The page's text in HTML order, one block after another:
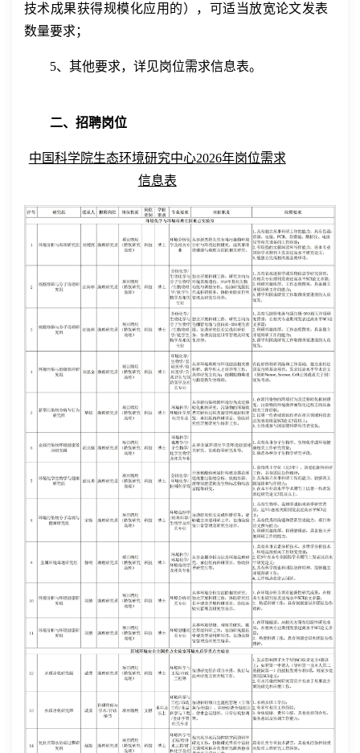
技术成果获得规模化应用的），可适当放宽论文发表
数量要求；
5、其他要求，详见岗位需求信息表。
二、招聘岗位
中国科学院生态环境研究中心2026年岗位需求
信息表